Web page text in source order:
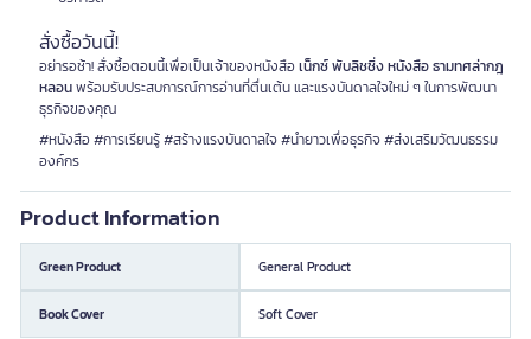
สั่งซื้อวันนี้!
อย่ารอช้า! สั่งซื้อตอนนี้เพื่อเป็นเจ้าของหนังสือเน็กซ์ พับลิชชิ่ง หนังสือ ธามทศล่ากฎ
หลอนพร้อมรับประสบการณ์การอ่านที่ตื่นเต้น และแรงบันดาลใจใหม่ ๆ ในการพัฒนา
ธุรกิจของคุณ
#หนังสือ #การเรียนรู้ #สร้างแรงบันดาลใจ #นำยาวเพื่อธุรกิจ #ส่งเสริมวัฒนธรรม
องค์กร
Product Information
Green Product General Product
Book Cover Soft Cover